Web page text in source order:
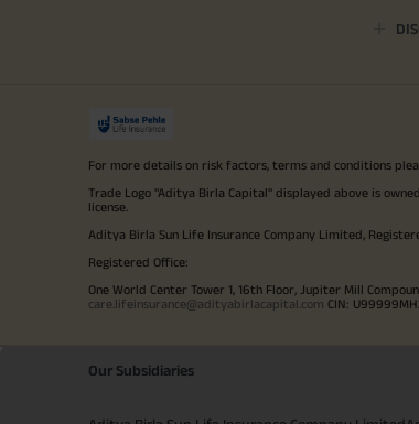
For more details on risk factors, terms and conditions
Trade Logo "Aditya Birla Capital" displayed above is owned
license.
Aditya Birla Sun Life Insurance Company Limited,
Registered Office:
One World Center Tower 1, 16th Floor, Jupiter Mill
care.lifeinsurance@adityabirlacapital.com CIN:
Our Subsidiaries